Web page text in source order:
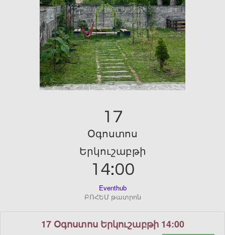
17
Օգոստոս
Երկուշաբթի
14:00
Eventhub
ԲՈՀԵՄ թատրոն
17 Օգոստոս Երկուշաբթի 14:00